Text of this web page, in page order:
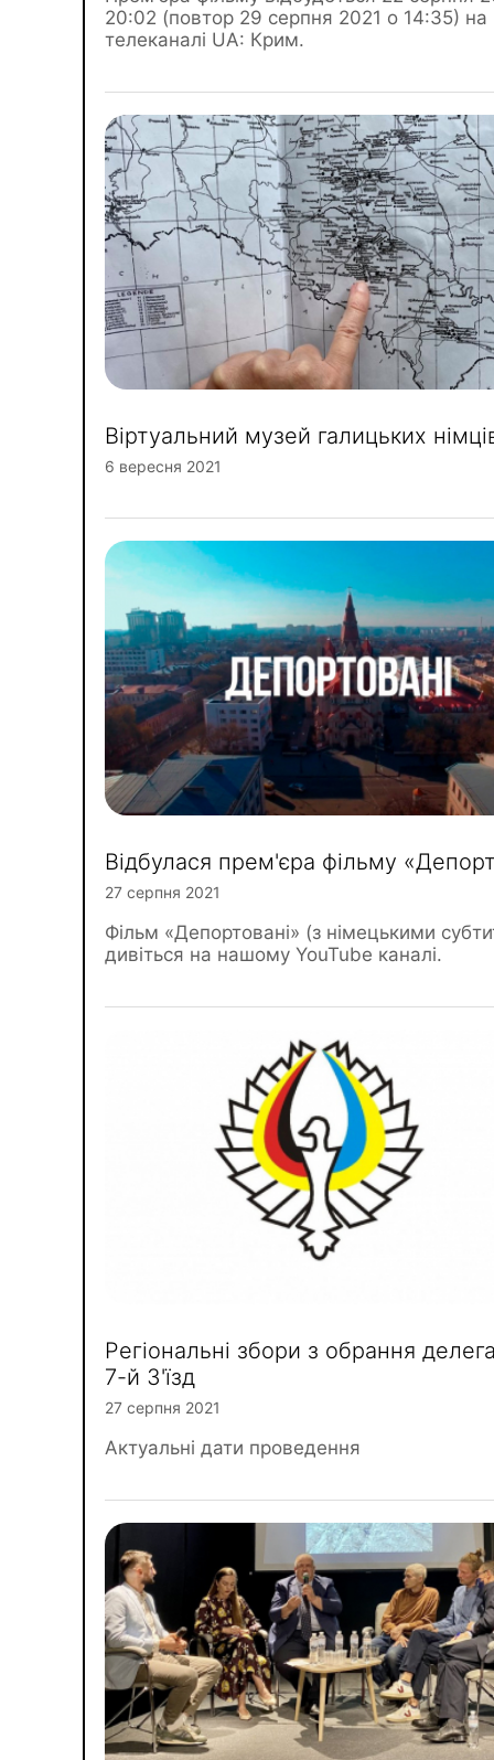
20:02 (повтор 29 серпня 2021 о 14:35) на
телеканалі UA: Крим.
Віртуальний музей галицьких
6 вересня 2021
Відбулася прем'єра фільму
27 серпня 2021
Фільм «Депортовані» (з німецькими
дивіться на нашому YouTube каналі.
Регіональні збори з обрання
7-й З'їзд
27 серпня 2021
Актуальні дати проведення